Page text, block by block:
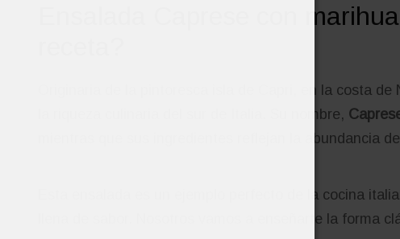
Ensalada Caprese con
Originaria de la pintoresca isla de Capri, en la costa
la riqueza culinaria del sur de Italia. Su nombre,
mientras que sus ingredientes reflejan la abundancia
Esta ensalada es un ejemplo perfecto de la cocina
llena de sabor. Nosotros vamos a enseñarte la forma